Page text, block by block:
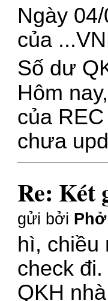
Ngày
của
Số dư
Hôm
của
chưa
Re: Két
gửi bởi Phở
hì, chiều
check
QKH